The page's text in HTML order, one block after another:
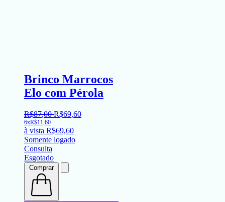
Brinco Marrocos
Elo com Pérola
R$87,00 R$69,60
6xR$11,60
à vista R$69,60
Somente logado
Consulta
Esgotado
Comprar